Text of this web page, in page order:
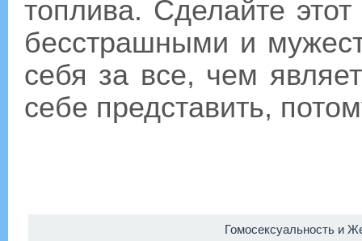
топлива. Сделайте
бесстрашными и
себя за все, чем
себе представить,
Гомосексуальность и